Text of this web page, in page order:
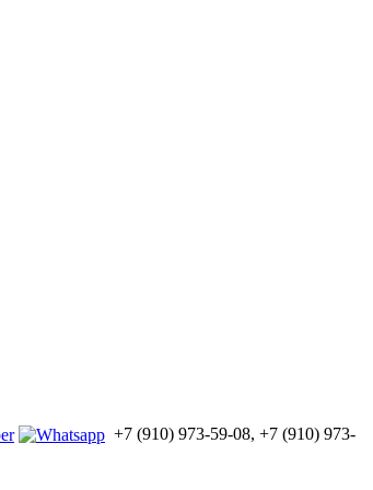
+7 (910) 973-59-08, +7 (910) 973-